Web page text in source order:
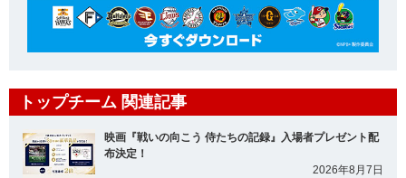
トップチーム 関連記事
映画『戦いの向こう 侍たちの記録』入場者プレゼント配
布決定！
2026年8月7日